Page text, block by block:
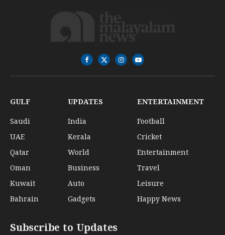
Facebook
X
(Twitter)
InstagramYouTube
GULF
Saudi
UAE
Qatar
Oman
Kuwait
Bahrain
UPDATES
India
Kerala
World
Business
Auto
Gadgets
ENTERTAINMENT
Football
Cricket
Entertainment
Travel
Leisure
Happy News
Subscribe to Updates